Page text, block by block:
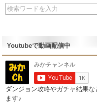
Youtubeで動画配信中
ダンジョン攻略やガチャ結果
ます♪